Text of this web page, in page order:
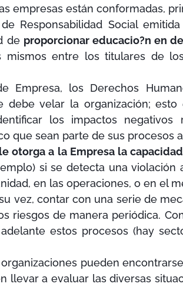
empresas están conformadas,
Responsabilidad Social
de proporcionar educacio?n en
mismos entre los titulares de
Empresa, los Derechos
debe velar la organización;
los impactos
que sean parte de sus procesos
otorga a la Empresa la
si se detecta una
en las operaciones, o en el
vez, contar con una serie de
riesgos de manera periódica.
estos procesos (hay
pueden
llevar a evaluar las diversas